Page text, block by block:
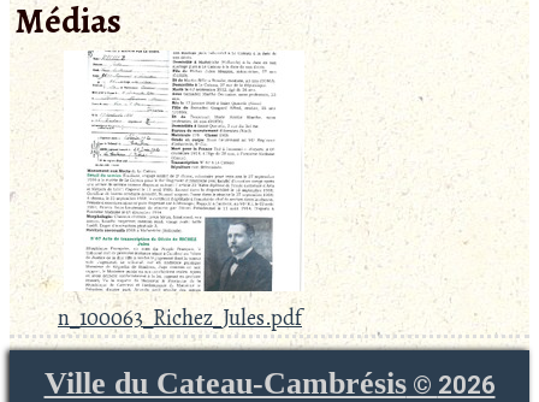
Médias
n_100063_Richez_Jules.pdf
Ville du Cateau-Cambrésis© 2026